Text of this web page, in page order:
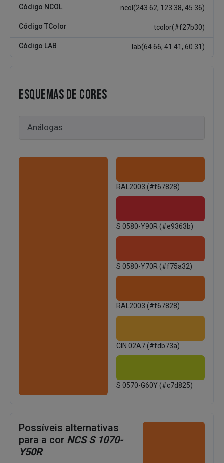
Código NCOL ncol(243.62, 123.38, 45.36)
Código TColor tcolor(#f27b30)
Código LAB lab(64.66, 41.41, 60.31)
ESQUEMAS DE CORES
RAL2003 (#f67828)
S 0580-Y90R (#e9363b)
S 0580-Y70R (#f75a32)
RAL2003 (#f67828)
CIN 02A7 (#fdb73a)
S 0570-G60Y (#c7d825)
Possíveis alternativas
para a cor NCS S 1070-
Y50R